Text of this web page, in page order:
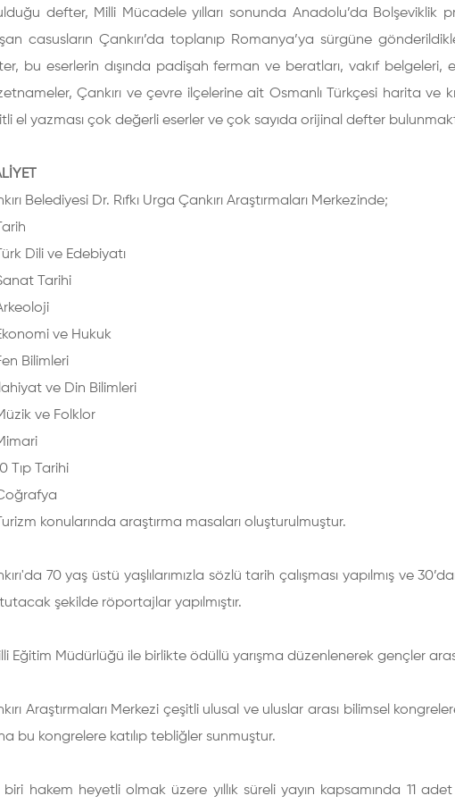
defter, Milli Mücadele yılları sonunda Anadolu’da Bolşeviklik
casusların Çankırı’da toplanıp Romanya’ya sürgüne
bu eserlerin dışında padişah ferman ve beratları, vakıf belgeleri,
Çankırı ve çevre ilçelerine ait Osmanlı Türkçesi harita
el yazması çok değerli eserler ve çok sayıda orijinal defter
Belediyesi Dr. Rıfkı Urga Çankırı Araştırmaları Merkezinde;
Tarih
Türk Dili ve Edebiyatı
Tarihi
ve Hukuk
Bilimleri
İlahiyat ve Din Bilimleri
ve Folklor
Tıp Tarihi
Turizm konularında araştırma masaları oluşturulmuştur.
70 yaş üstü yaşlılarımızla sözlü tarih çalışması yapılmış ve
tutacak şekilde röportajlar yapılmıştır.
Eğitim Müdürlüğü ile birlikte ödüllü yarışma düzenlenerek gençler
Araştırmaları Merkezi çeşitli ulusal ve uluslar arası bilimsel
bu kongrelere katılıp tebliğler sunmuştur.
biri hakem heyetli olmak üzere yıllık süreli yayın kapsamında 11 adet